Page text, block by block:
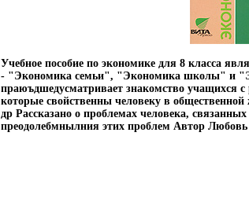
Учебное пособие по экономике для 8 класса
- "Экономика семьи", "Экономика школы" и
праюъдшедусматривает знакомство учащихся
которые свойственны человеку в
др Рассказано о проблемах человека,
преодолебмнылния этих проблем Автор